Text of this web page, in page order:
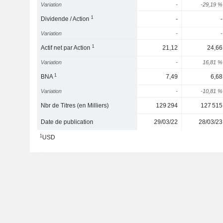
Variation - -29,19 %
Dividende / Action1 - -
Variation - -
Actif net par Action1 21,12 24,66
Variation - 16,81 %
BNA1 7,49 6,68
Variation - -10,81 %
Nbr de Titres (en Milliers) 129 294 127 515
Date de publication 29/03/22 28/03/23
1USD